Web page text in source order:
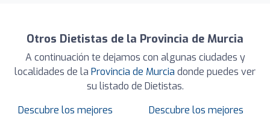
Otros Dietistas de la Provincia de Murcia
A continuación te dejamos con algunas ciudades y
localidades de la Provincia de Murcia donde puedes ver
su listado de Dietistas.
Descubre los mejores
Descubre los mejores